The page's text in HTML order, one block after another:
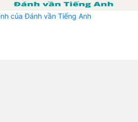
của Đánh vần Tiếng Anh